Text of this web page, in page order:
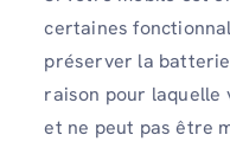
certaines
préserver la
raison pour laquelle
et ne peut pas être